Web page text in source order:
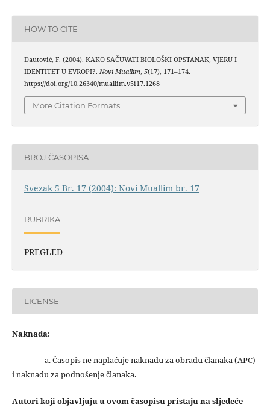
HOW TO CITE
Dautović, F. (2004). KAKO SAČUVATI BIOLOŠKI OPSTANAK, VJERU I
IDENTITET U EVROPI?. Novi Muallim, 5(17), 171–174.
https://doi.org/10.26340/muallim.v5i17.1268
More Citation Formats
BROJ ČASOPISA
Svezak 5 Br. 17 (2004): Novi Muallim br. 17
RUBRIKA
PREGLED
LICENSE
Naknada:
a. Časopis ne naplaćuje naknadu za obradu članaka (APC)
i naknadu za podnošenje članaka.
Autori koji objavljuju u ovom časopisu pristaju na sljedeće